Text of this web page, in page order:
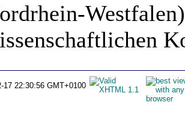
17 22:30:56 GMT+0100